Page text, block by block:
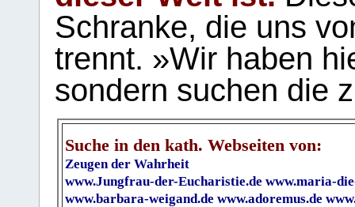
Schranke, die uns
trennt. »Wir haben
sondern suchen die
Suche in den kath. Webseiten von:
Zeugen der Wahrheit
www.Jungfrau-der-Eucharistie.de www.maria-
www.barbara-weigand.de www.adoremus.de